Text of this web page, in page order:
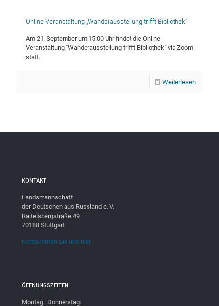
Online-Veranstaltung „Wanderausstellung trifft Bibliothek“
Am 21. September um 15:00 Uhr findet die Online-
Veranstaltung "Wanderausstellung trifft Bibliothek" via Zoom
statt.
Weiterlesen
KONTAKT
Landsmannschaft
der Deutschen aus Russland e. V.
Raitelsbergstraße 49
70188 Stuttgart
Kontaktieren Sie uns hier
ÖFFNUNGSZEITEN
Montag–Donnerstag: